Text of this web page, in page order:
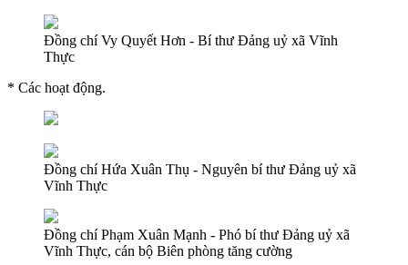
Đồng chí Vy Quyết Hơn - Bí thư Đảng uỷ xã Vĩnh
Thực
* Các hoạt động.
Đồng chí Hứa Xuân Thụ - Nguyên bí thư Đảng uỷ xã
Vĩnh Thực
Đồng chí Phạm Xuân Mạnh - Phó bí thư Đảng uỷ xã
Vĩnh Thực, cán bộ Biên phòng tăng cường